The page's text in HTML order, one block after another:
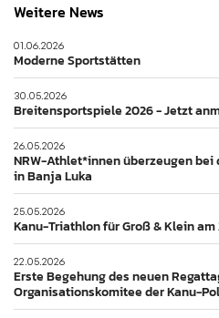
Weitere News
01.06.2026
Moderne Sportstätten
30.05.2026
Breitensportspiele 2026 - Jetzt
26.05.2026
NRW-Athlet*innen überzeugen bei
in Banja Luka
25.05.2026
Kanu-Triathlon für Groß & Klein am
22.05.2026
Erste Begehung des neuen
Organisationskomitee der Kanu-